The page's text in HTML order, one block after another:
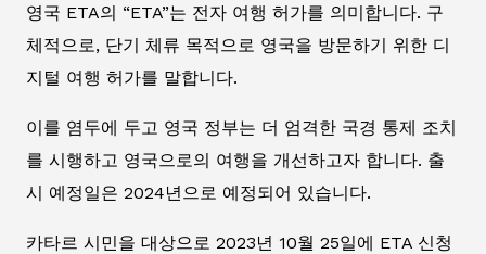
영국 ETA의 “ETA”는 전자 여행 허가를 의미합니다. 구
체적으로, 단기 체류 목적으로 영국을 방문하기 위한 디
지털 여행 허가를 말합니다.
이를 염두에 두고 영국 정부는 더 엄격한 국경 통제 조치
를 시행하고 영국으로의 여행을 개선하고자 합니다. 출
시 예정일은 2024년으로 예정되어 있습니다.
카타르 시민을 대상으로 2023년 10월 25일에 ETA 신청